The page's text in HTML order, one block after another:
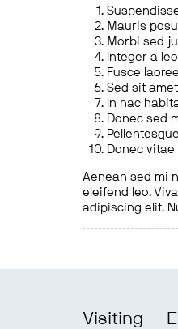
Mauris
Morbi sed
Integer a
Fusce
Sed sit
In hac
Donec sed
Donec
Aenean sed mi
eleifend leo.
adipiscing elit.
Visiting